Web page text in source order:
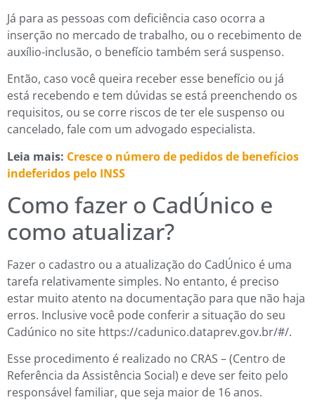
Já para as pessoas com deficiência caso ocorra a
inserção no mercado de trabalho, ou o recebimento de
auxílio-inclusão, o benefício também será suspenso.
Então, caso você queira receber esse benefício ou já
está recebendo e tem dúvidas se está preenchendo os
requisitos, ou se corre riscos de ter ele suspenso ou
cancelado, fale com um advogado especialista.
Leia mais: Cresce o número de pedidos de benefícios
indeferidos pelo INSS
Como fazer o CadÚnico e
como atualizar?
Fazer o cadastro ou a atualização do CadÚnico é uma
tarefa relativamente simples. No entanto, é preciso
estar muito atento na documentação para que não haja
erros. Inclusive você pode conferir a situação do seu
Cadúnico no site https://cadunico.dataprev.gov.br/#/.
Esse procedimento é realizado no CRAS – (Centro de
Referência da Assistência Social) e deve ser feito pelo
responsável familiar, que seja maior de 16 anos.